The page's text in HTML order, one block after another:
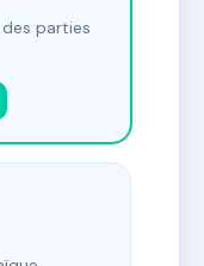
parties